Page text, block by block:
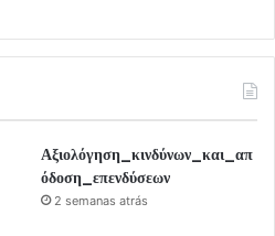
Αξιολόγηση_κινδύνων_και_απ
όδοση_επενδύσεων
2 semanas atrás